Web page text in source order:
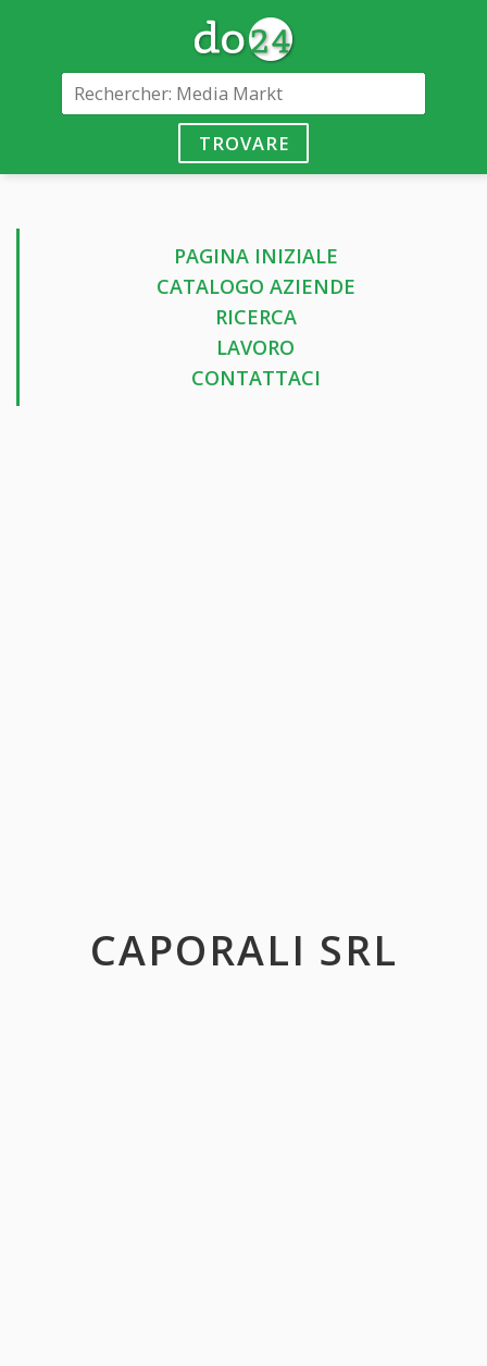
TROVARE
PAGINA INIZIALE
CATALOGO AZIENDE
RICERCA
LAVORO
CONTATTACI
CAPORALI SRL